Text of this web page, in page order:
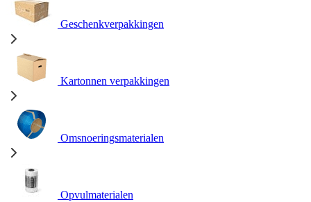
Geschenkverpakkingen
Kartonnen verpakkingen
Omsnoeringsmaterialen
Opvulmaterialen